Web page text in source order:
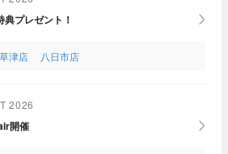
プレゼント！
草津店 八日市店
2026
開催